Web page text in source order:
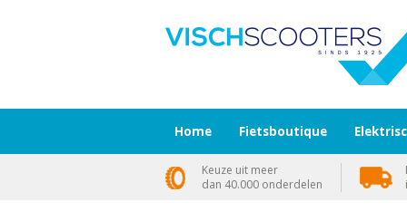
Home Fietsboutique
Keuze uit meer
dan 40.000 onderdelen